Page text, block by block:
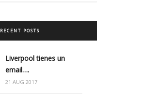
RECENT POSTS
Liverpool tienes un
email….
21 AUG 2017